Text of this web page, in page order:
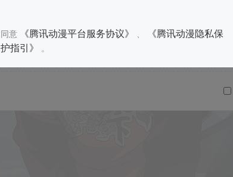
同意 《腾讯动漫平台服务协议》
《腾讯动漫隐私保
护指引》
。